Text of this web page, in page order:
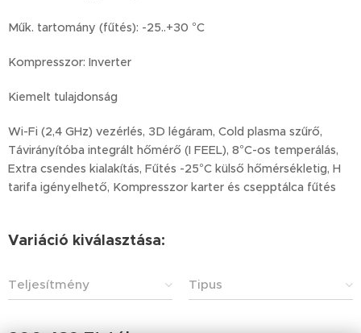
Műk. tartomány (fűtés): -25..+30 °C
Kompresszor: Inverter
Kiemelt tulajdonság
Wi-Fi (2,4 GHz) vezérlés, 3D légáram, Cold plasma szűrő,
Távirányítóba integrált hőmérő (I FEEL), 8°C-os temperálás,
Extra csendes kialakítás, Fűtés -25°C külső hőmérsékletig, H
tarifa igényelhető, Kompresszor karter és csepptálca fűtés
Variáció kiválasztása:
Teljesítmény Tipus